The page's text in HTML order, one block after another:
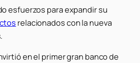
esfuerzos para expandir su
relacionados con la nueva
en el primer gran banco de